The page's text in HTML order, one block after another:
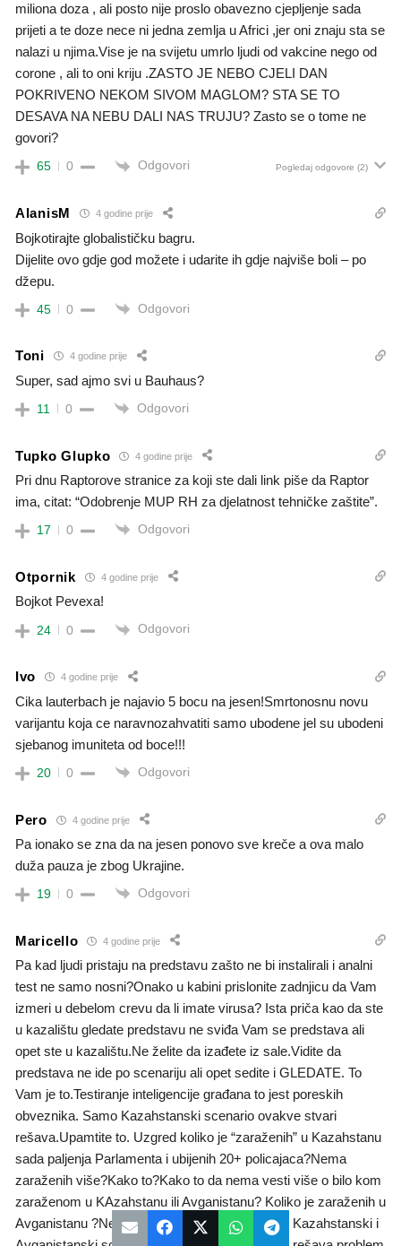
miliona doza , ali posto nije proslo obavezno cjepljenje sada
prijeti a te doze nece ni jedna zemlja u Africi ,jer oni znaju sta se
nalazi u njima.Vise je na svijetu umrlo ljudi od vakcine nego od
corone , ali to oni kriju .ZASTO JE NEBO CJELI DAN
POKRIVENO NEKOM SIVOM MAGLOM? STA SE TO
DESAVA NA NEBU DALI NAS TRUJU? Zasto se o tome ne
govori?
65 0 Odgovori Pogledaj odgovore (2)
AlanisM 4 godine prije
Bojkotirajte globalističku bagru.
Dijelite ovo gdje god možete i udarite ih gdje najviše boli – po
džepu.
45 0 Odgovori
Toni 4 godine prije
Super, sad ajmo svi u Bauhaus?
11 0 Odgovori
Tupko Glupko 4 godine prije
Pri dnu Raptorove stranice za koji ste dali link piše da Raptor
ima, citat: “Odobrenje MUP RH za djelatnost tehničke zaštite”.
17 0 Odgovori
Otpornik 4 godine prije
Bojkot Pevexa!
24 0 Odgovori
Ivo 4 godine prije
Cika lauterbach je najavio 5 bocu na jesen!Smrtonosnu novu
varijantu koja ce naravnozahvatiti samo ubodene jel su ubodeni
sjebanog imuniteta od boce!!!
20 0 Odgovori
Pero 4 godine prije
Pa ionako se zna da na jesen ponovo sve kreče a ova malo
duža pauza je zbog Ukrajine.
19 0 Odgovori
Maricello 4 godine prije
Pa kad ljudi pristaju na predstavu zašto ne bi instalirali i analni
test ne samo nosni?Onako u kabini prislonite zadnjicu da Vam
izmeri u debelom crevu da li imate virusa? Ista priča kao da ste
u kazalištu gledate predstavu ne sviđa Vam se predstava ali
opet ste u kazalištu.Ne želite da izađete iz sale.Vidite da
predstava ne ide po scenariju ali opet sedite i GLEDATE. To
Vam je to.Testiranje inteligencije građana to jest poreskih
obveznika. Samo Kazahstanski scenario ovakve stvari
rešava.Upamtite to. Uzgred koliko je “zaraženih” u Kazahstanu
sada paljenja Parlamenta i ubijenih 20+ policajaca?Nema
zaraženih više?Kako to?Kako to da nema vesti više o bilo kom
zaraženom u KAzahstanu ili Avganistanu? Koliko je zaraženih u
Avganistanu ?Nema zaraženih.Kako to? Samo Kazahstanski i